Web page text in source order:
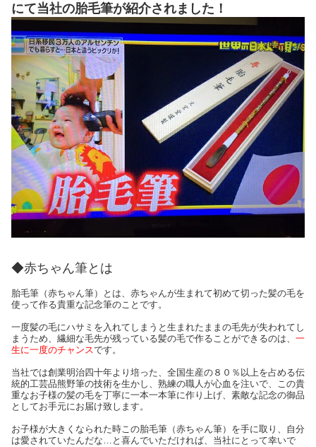
にて当社の胎毛筆が紹介されました！
◆赤ちゃん筆とは
胎毛筆（赤ちゃん筆）とは、赤ちゃんが生まれて初めて切った髪の毛を
使って作る貴重な記念筆のことです。
一度髪の毛にハサミを入れてしまうと生まれたままの毛先が失われてし
まうため、繊細な毛先が残っている髪の毛で作ることができるのは、 一
生に一度のチャンスです。
当社では創業明治四十年より培った、全国生産の８０％以上を占める伝
統的工芸品熊野筆の技術を生かし、熟練の職人が心血を注いで、この貴
重なお子様の髪の毛を丁寧に一本一本筆に作り上げ、素敵な記念の御品
としてお手元にお届け致します。
お子様が大きくなられた時この胎毛筆（赤ちゃん筆）を手に取り、自分
は愛されていたんだな…と喜んでいただければ、当社にとって幸いで